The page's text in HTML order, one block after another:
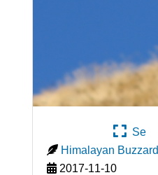
Se
Himalayan Buzzard
2017-11-10